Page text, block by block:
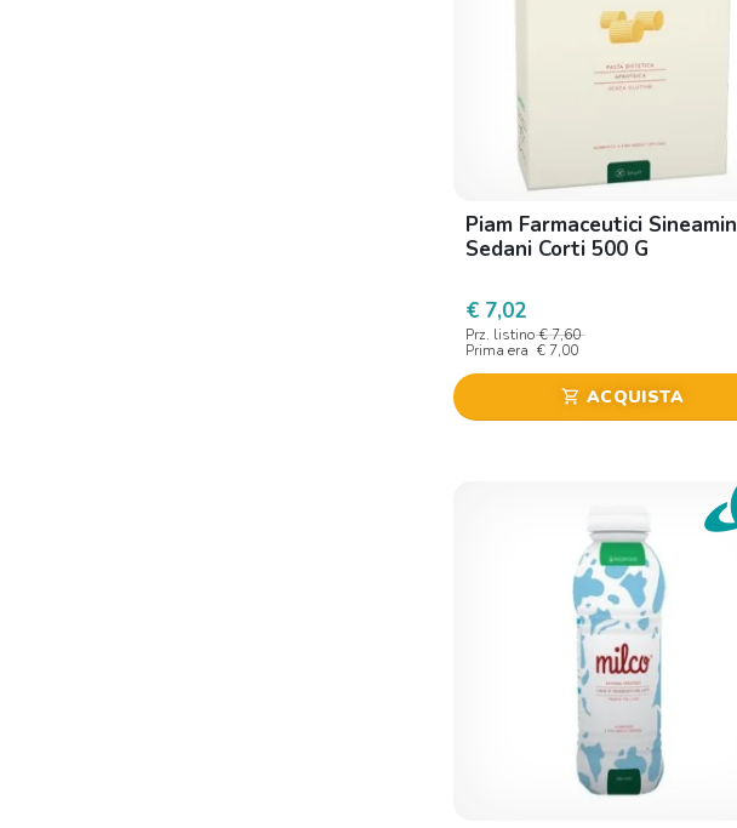
Piam Farmaceutici Sineamin
Sedani Corti 500 G
€ 7,02
Prz. listino € 7,60
Prima era € 7,00
shopping_cart ACQUISTA